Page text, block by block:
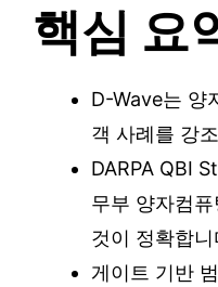
핵심 요
D-Wave는 양
객 사례를 강
DARPA QBI
무부 양자컴
것이 정확합니
게이트 기반